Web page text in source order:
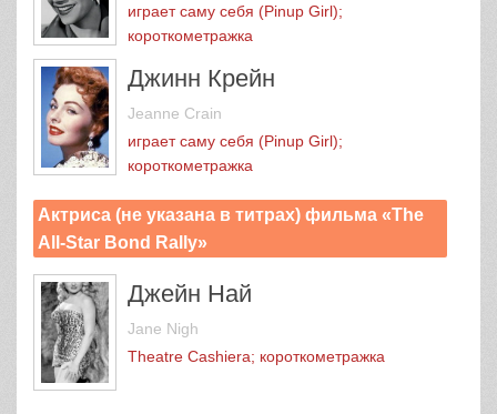
играет саму себя (Pinup Girl);
короткометражка
Джинн Крейн
Jeanne Crain
играет саму себя (Pinup Girl);
короткометражка
Актриса (не указана в титрах) фильма «The
All-Star Bond Rally»
Джейн Най
Jane Nigh
Theatre Cashierа; короткометражка